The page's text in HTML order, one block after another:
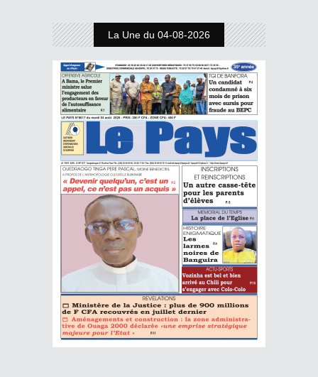
La Une du 04-08-2026